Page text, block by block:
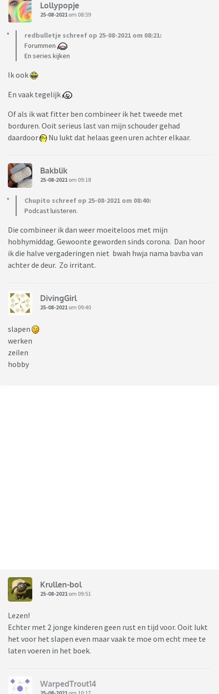
Lollypopje
25-08-2021 om 08:59
redbulletje schreef op 25-08-2021 om 08:21:
Forummen
En series kijken
Ik ook
En vaak tegelijk
Of als ik wat fitter ben combineer ik het tweede met
borduren. Ooit serieus last van mijn schouder gehad
daardoor
Nu lukt dat helaas geen uren achter elkaar.
Bakblik
25-08-2021 om 09:18
Chupito schreef op 25-08-2021 om 08:40:
Podcast luisteren.
Die combineer ik dan weer moeiteloos met mijn
hobhymiddag. Gewoonte geworden sinds corona. Dan hoor
ik die halve vergaderingen niet bwah hwja nama bavba van
achter de deur. Zo irritant.
DivingGirl
25-08-2021 om 09:40
slapen
werken
zeilen
hobby
Krullen-bol
25-08-2021 om 09:51
Lezen!
Echter met 2 jonge kinderen geen rust en tijd voor. Ooit lukt
het voor het slapen even maar vaak te moe om echt mee te
laten voeren in het boek.
WarpedTrout14